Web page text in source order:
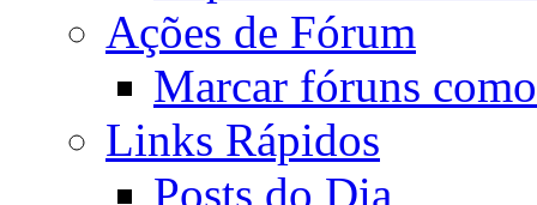
Ações de Fórum
Marcar fóruns
Links Rápidos
Posts do Dia